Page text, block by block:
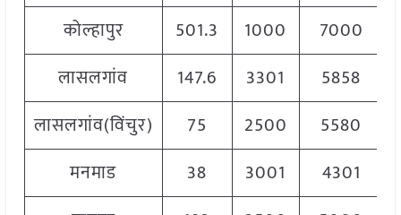
कोल्हापुर
501.3 1000 7000
लासलगांव
147.6 3301
5858
लासलगांव(विंचुर)
75 2500 5580
मनमाड
38 3001 4301